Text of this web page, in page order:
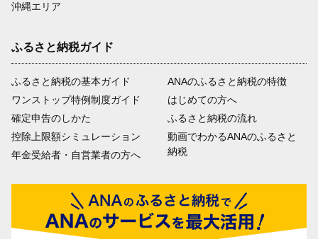
沖縄エリア
ふるさと納税ガイド
ふるさと納税の基本ガイド
ワンストップ特例制度ガイド
確定申告のしかた
控除上限額シミュレーション
年金受給者・自営業者の方へ
ANAのふるさと納税の特徴
はじめての方へ
ふるさと納税の流れ
動画でわかるANAのふるさと
納税